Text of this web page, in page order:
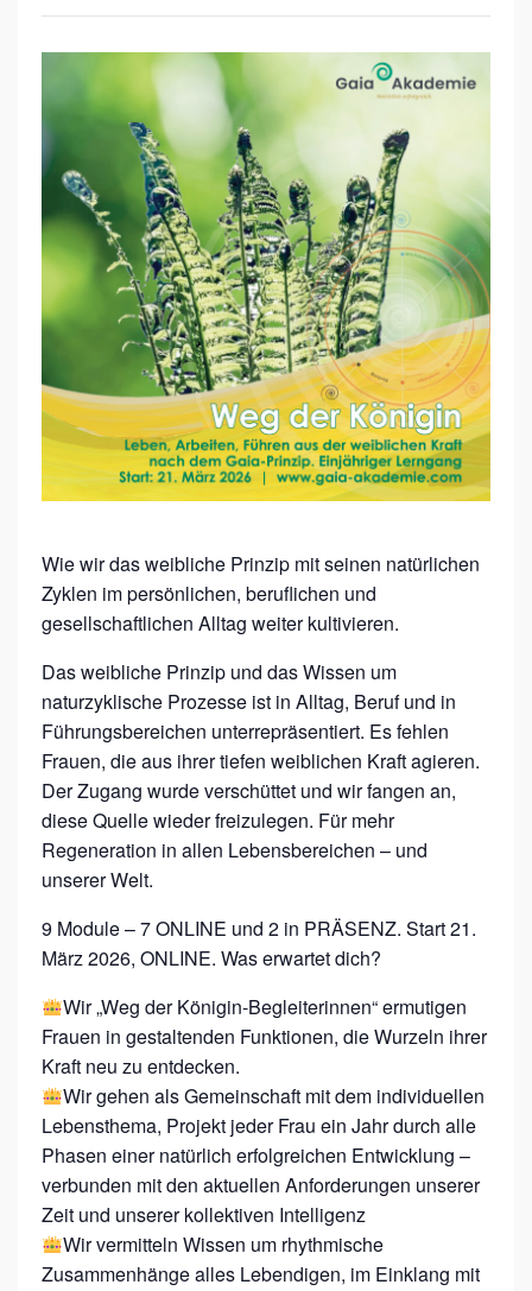
E
G
D
E
R
Ö
I
G
N
L
E
B
E
N
,
A
R
B
E
I
T
E
N
,
F
Ü
H
R
E
N
Wie wir das weibliche Prinzip mit seinen natürlichen
Zyklen im persönlichen, beruflichen und
gesellschaftlichen Alltag weiter kultivieren.
Das weibliche Prinzip und das Wissen um
naturzyklische Prozesse ist in Alltag, Beruf und in
Führungsbereichen unterrepräsentiert. Es fehlen
Frauen, die aus ihrer tiefen weiblichen Kraft agieren.
Der Zugang wurde verschüttet und wir fangen an,
diese Quelle wieder freizulegen. Für mehr
Regeneration in allen Lebensbereichen – und
unserer Welt.
9 Module – 7 ONLINE und 2 in PRÄSENZ. Start 21.
März 2026, ONLINE. Was erwartet dich?
Wir „Weg der Königin-Begleiterinnen“ ermutigen
Frauen in gestaltenden Funktionen, die Wurzeln ihrer
Kraft neu zu entdecken.
Wir gehen als Gemeinschaft mit dem individuellen
Lebensthema, Projekt jeder Frau ein Jahr durch alle
Phasen einer natürlich erfolgreichen Entwicklung –
verbunden mit den aktuellen Anforderungen unserer
Zeit und unserer kollektiven Intelligenz
Wir vermitteln Wissen um rhythmische
Zusammenhänge alles Lebendigen, im Einklang mit